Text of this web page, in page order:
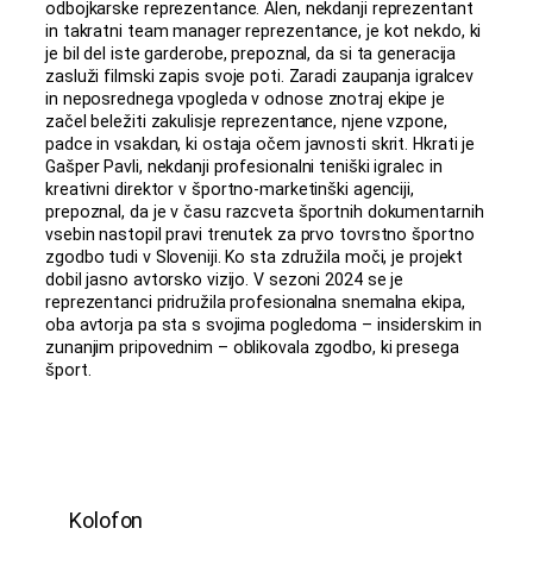
odbojkarske reprezentance. Alen, nekdanji reprezentant
in takratni team manager reprezentance, je kot nekdo, ki
je bil del iste garderobe, prepoznal, da si ta generacija
zasluži filmski zapis svoje poti. Zaradi zaupanja igralcev
in neposrednega vpogleda v odnose znotraj ekipe je
začel beležiti zakulisje reprezentance, njene vzpone,
padce in vsakdan, ki ostaja očem javnosti skrit. Hkrati je
Gašper Pavli, nekdanji profesionalni teniški igralec in
kreativni direktor v športno-marketinški agenciji,
prepoznal, da je v času razcveta športnih dokumentarnih
vsebin nastopil pravi trenutek za prvo tovrstno športno
zgodbo tudi v Sloveniji. Ko sta združila moči, je projekt
dobil jasno avtorsko vizijo. V sezoni 2024 se je
reprezentanci pridružila profesionalna snemalna ekipa,
oba avtorja pa sta s svojima pogledoma – insiderskim in
zunanjim pripovednim – oblikovala zgodbo, ki presega
šport.
Kolofon